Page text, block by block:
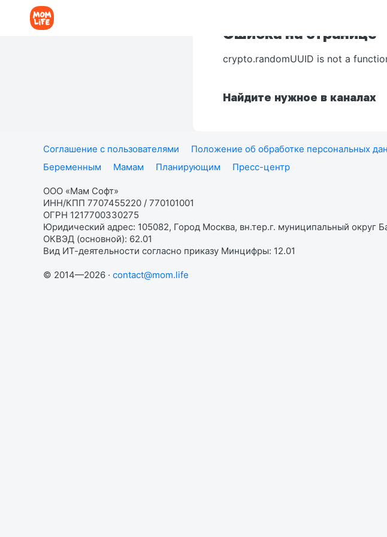
Ошибка на странице
crypto.randomUUID is not a
Найдите нужное в каналах
Соглашение с пользователями Положение об обработке персональных
Беременным
Мамам Планирующим Пресс-центр
ООО «Мам Софт»
ИНН/КПП 7707455220 / 770101001
ОГРН 1217700330275
Юридический адрес: 105082, Город Москва, вн.тер.г. муниципальный округ
ОКВЭД (основной): 62.01
Вид ИТ-деятельности согласно приказу Минцифры: 12.01
© 2014—2026 · contact@mom.life